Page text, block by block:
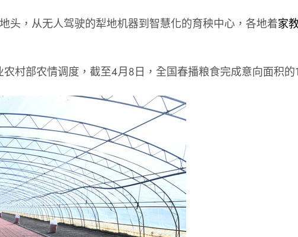
头，从无人驾驶的犁地机器到智慧化的育秧中心，各地着家
村部农情调度，截至4月8日，全国春播粮食完成意向面积的